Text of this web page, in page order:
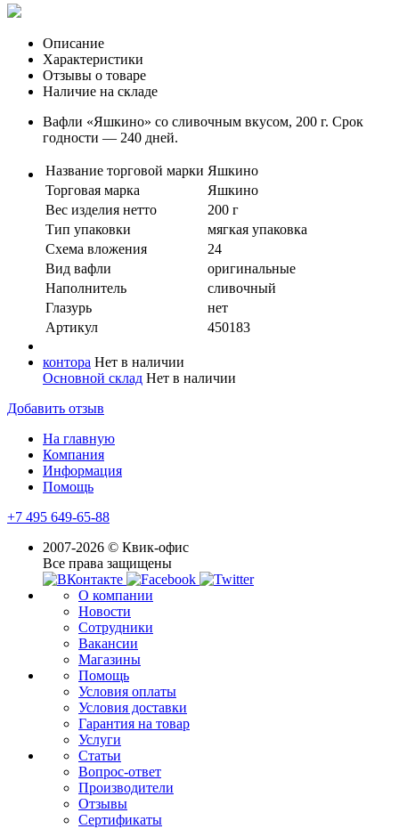
Описание
Характеристики
Отзывы о товаре
Наличие на складе
Вафли «Яшкино» со сливочным вкусом, 200 г. Срок
годности — 240 дней.
Название торговой марки Яшкино
Торговая марка
Яшкино
Вес изделия нетто
200 г
Тип упаковки
мягкая упаковка
Схема вложения
24
Вид вафли
оригинальные
Наполнитель
сливочный
Глазурь
нет
Артикул
450183
контора Нет в наличии
Основной склад Нет в наличии
Добавить отзыв
На главную
Компания
Информация
Помощь
+7 495 649-65-88
2007-2026 © Квик-офис
Все права защищены
О компании
Новости
Сотрудники
Вакансии
Магазины
Помощь
Условия оплаты
Условия доставки
Гарантия на товар
Услуги
Статьи
Вопрос-ответ
Производители
Отзывы
Сертификаты